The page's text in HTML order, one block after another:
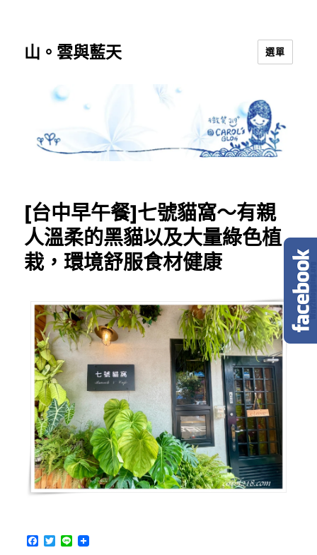
山。雲與藍天 選單
[台中早午餐]七號貓窩～有親
人溫柔的黑貓以及大量綠色植
栽，環境舒服食材健康
F
T
L